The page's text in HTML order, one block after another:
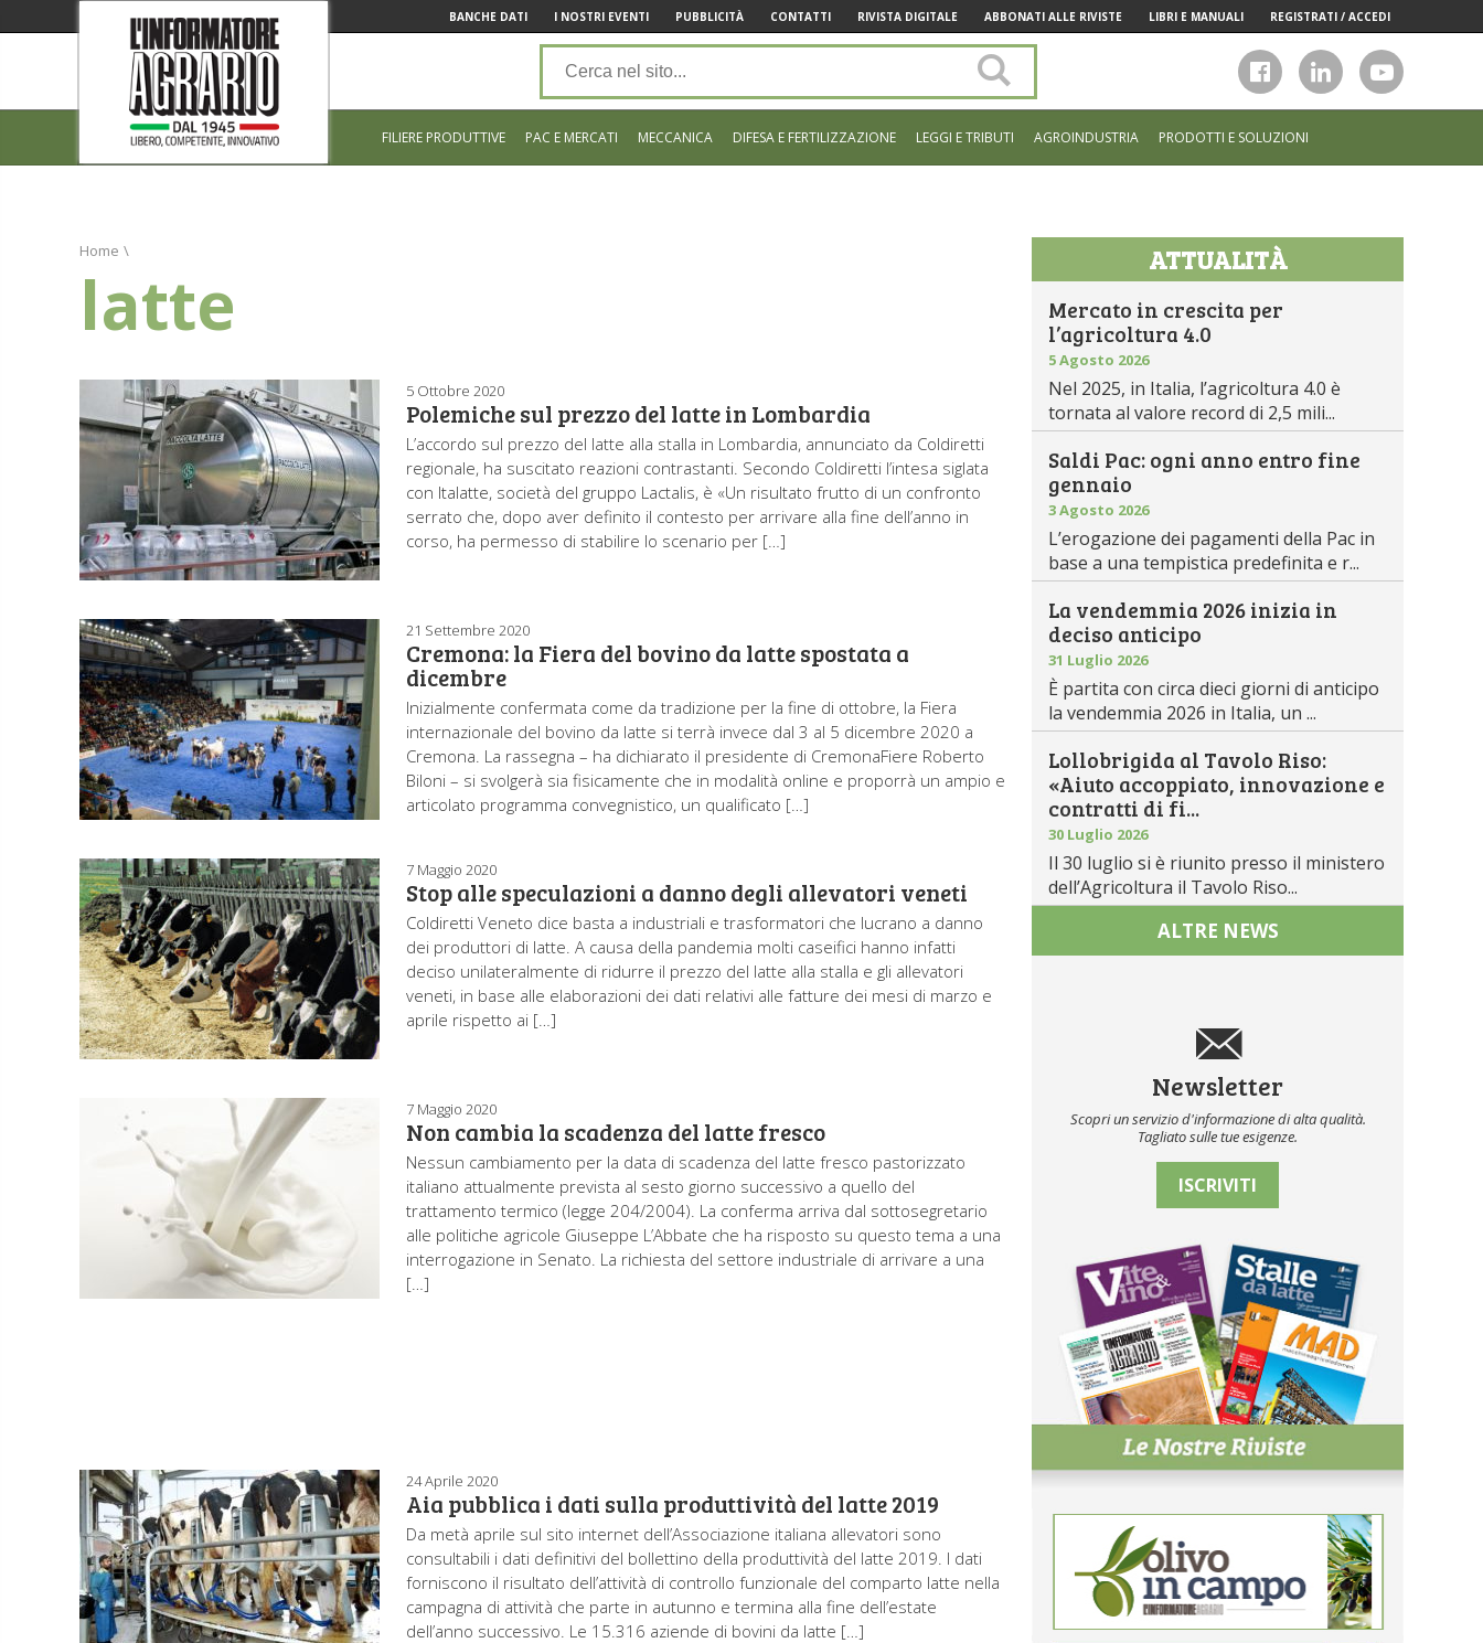
BANCHE DATI I NOSTRI EVENTI PUBBLICITÀ CONTATTI RIVISTA DIGITALE ABBONATI ALLE RIVISTE LIBRI E MANUALI REGISTRATI / ACCEDI
sito
FILIERE PRODUTTIVE PAC E MERCATI MECCANICA DIFESA E FERTILIZZAZIONE LEGGI E TRIBUTI AGROINDUSTRIA PRODOTTI E SOLUZIONI
Home \
latte
5 Ottobre 2020
Polemiche sul prezzo del latte in Lombardia
L’accordo sul prezzo del latte alla stalla in Lombardia, annunciato da Coldiretti
regionale, ha suscitato reazioni contrastanti. Secondo Coldiretti l’intesa siglata
con Italatte, società del gruppo Lactalis, è «Un risultato frutto di un confronto
serrato che, dopo aver definito il contesto per arrivare alla fine dell’anno in
corso, ha permesso di stabilire lo scenario per […]
21 Settembre 2020
Cremona: la Fiera del bovino da latte spostata a
dicembre
Inizialmente confermata come da tradizione per la fine di ottobre, la Fiera
internazionale del bovino da latte si terrà invece dal 3 al 5 dicembre 2020 a
Cremona. La rassegna – ha dichiarato il presidente di CremonaFiere Roberto
Biloni – si svolgerà sia fisicamente che in modalità online e proporrà un ampio e
articolato programma convegnistico, un qualificato […]
7 Maggio 2020
Stop alle speculazioni a danno degli allevatori veneti
Coldiretti Veneto dice basta a industriali e trasformatori che lucrano a danno
dei produttori di latte. A causa della pandemia molti caseifici hanno infatti
deciso unilateralmente di ridurre il prezzo del latte alla stalla e gli allevatori
veneti, in base alle elaborazioni dei dati relativi alle fatture dei mesi di marzo e
aprile rispetto ai […]
7 Maggio 2020
Non cambia la scadenza del latte fresco
Nessun cambiamento per la data di scadenza del latte fresco pastorizzato
italiano attualmente prevista al sesto giorno successivo a quello del
trattamento termico (legge 204/2004). La conferma arriva dal sottosegretario
alle politiche agricole Giuseppe L’Abbate che ha risposto su questo tema a una
interrogazione in Senato. La richiesta del settore industriale di arrivare a una
[…]
24 Aprile 2020
Aia pubblica i dati sulla produttività del latte 2019
Da metà aprile sul sito internet dell’Associazione italiana allevatori sono
consultabili i dati definitivi del bollettino della produttività del latte 2019. I dati
forniscono il risultato dell’attività di controllo funzionale del comparto latte nella
campagna di attività che parte in autunno e termina alla fine dell’estate
dell’anno successivo. Le 15.316 aziende di bovini da latte […]
ATTUALITÀ
Mercato in crescita per
l’agricoltura 4.0
5 Agosto 2026
Nel 2025, in Italia, l’agricoltura 4.0 è
tornata al valore record di 2,5 mili...
Saldi Pac: ogni anno entro fine
gennaio
3 Agosto 2026
L’erogazione dei pagamenti della Pac in
base a una tempistica predefinita e r...
La vendemmia 2026 inizia in
deciso anticipo
31 Luglio 2026
È partita con circa dieci giorni di anticipo
la vendemmia 2026 in Italia, un ...
Lollobrigida al Tavolo Riso:
«Aiuto accoppiato, innovazione e
contratti di fi...
30 Luglio 2026
Il 30 luglio si è riunito presso il ministero
dell’Agricoltura il Tavolo Riso...
ALTRE NEWS
Newsletter
Scopri un servizio d'informazione di alta qualità.
Tagliato sulle tue esigenze.
ISCRIVITI